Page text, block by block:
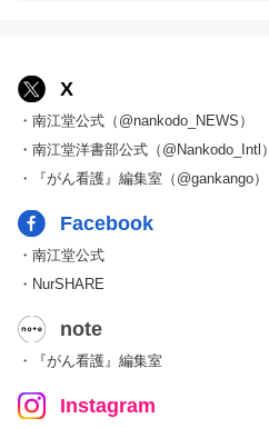
X
・南江堂公式（@nankodo_NEWS）
・南江堂洋書部公式（@Nankodo_Intl）
・『がん看護』編集室（@gankango）
Facebook
・南江堂公式
・NurSHARE
note
・『がん看護』編集室
Instagram